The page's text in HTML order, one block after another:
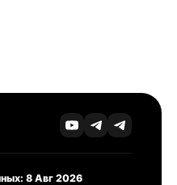
8 Авг 2026